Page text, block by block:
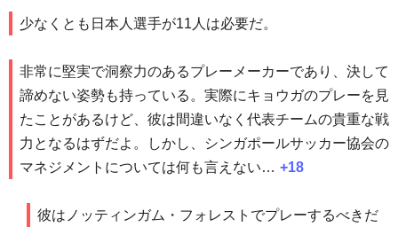
少なくとも日本人選手が11人は必要だ。
非常に堅実で洞察力のあるプレーメーカーであり、決して
諦めない姿勢も持っている。実際にキョウガのプレーを見
たことがあるけど、彼は間違いなく代表チームの貴重な戦
力となるはずだよ。しかし、シンガポールサッカー協会の
マネジメントについては何も言えない… +18
彼はノッティンガム・フォレストでプレーするべきだ